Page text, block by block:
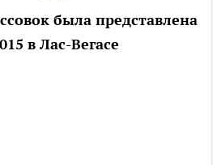
была представлена
в Лас-Вегасе